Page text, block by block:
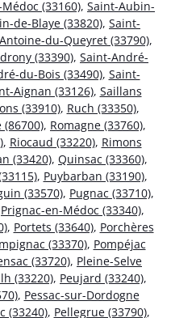
(33160), Saint-Aubin-
de-Blaye (33820), Saint-
du-Queyret (33790),
(33390), Saint-André-
du-Bois (33490), Saint-
Aignan (33126), Saillans
(33910), Ruch (33350),
(86700), Romagne (33760),
, Riocaud (33220), Rimons
(33420), Quinsac (33360),
, Puybarban (33190),
(33570), Pugnac (33710),
Prignac-en-Médoc (33340),
, Portets (33640), Porchères
(33370), Pompéjac
(33720), Pleine-Selve
(33220), Peujard (33240),
, Pessac-sur-Dordogne
(33240), Pellegrue (33790),